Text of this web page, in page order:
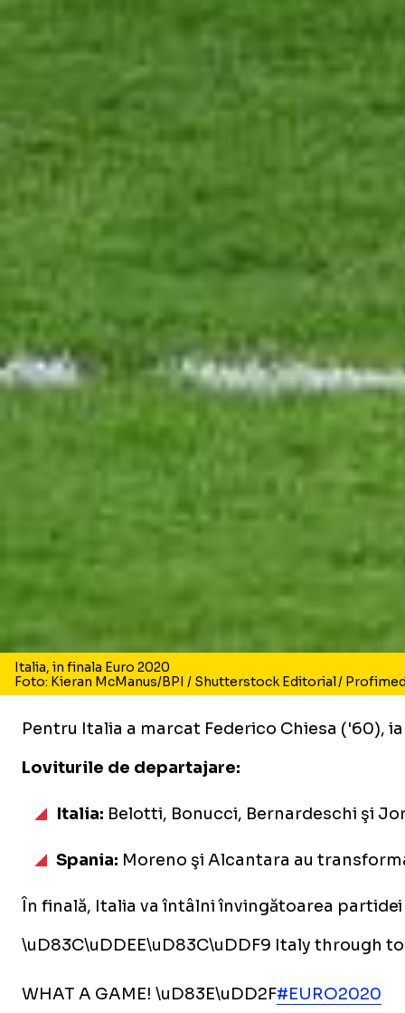
Italia, in finala Euro 2020
Foto: Kieran McManus/BPI / Shutterstock Editorial /
Pentru Italia a marcat Federico Chiesa ('60),
Loviturile de departajare:
Italia: Belotti, Bonucci, Bernardeschi şi
Spania: Moreno şi Alcantara au
În finală, Italia va întâlni învingătoarea
\uD83C\uDDEE\uD83C\uDDF9 Italy through
WHAT A GAME! \uD83E\uDD2F#EURO2020